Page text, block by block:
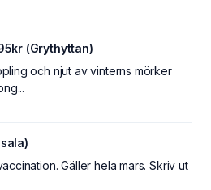
(Grythyttan)
och njut av vinterns mörker
Gäller hela mars. Skriv ut